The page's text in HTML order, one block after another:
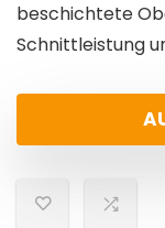
beschichtete
Schnittleistung